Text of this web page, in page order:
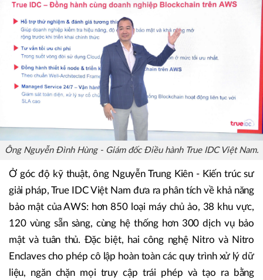
kế, tối ưu chi phí - quy trình vận hành, giám sát trong suốt
vòng đời sử dụng Cloud.
Ông Nguyễn Đình Hùng - Giám đốc Điều hành True IDC Việt Nam.
Ở góc độ kỹ thuật, ông Nguyễn Trung Kiên - Kiến trúc sư
giải pháp, True IDC Việt Nam đưa ra phân tích về khả năng